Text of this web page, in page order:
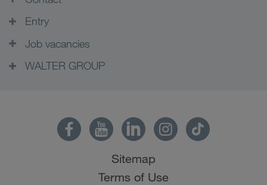
Entry
Job vacancies
WALTER GROUP
Sitemap
Terms of Use